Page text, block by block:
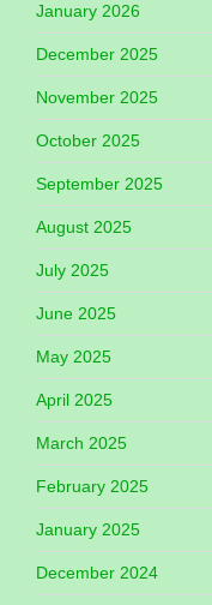
January 2026
December 2025
November 2025
October 2025
September 2025
August 2025
July 2025
June 2025
May 2025
April 2025
March 2025
February 2025
January 2025
December 2024